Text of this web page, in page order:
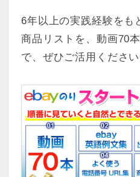
6年以上の実践経験をも
商品リストを、動画70
で、ぜひご活用ください